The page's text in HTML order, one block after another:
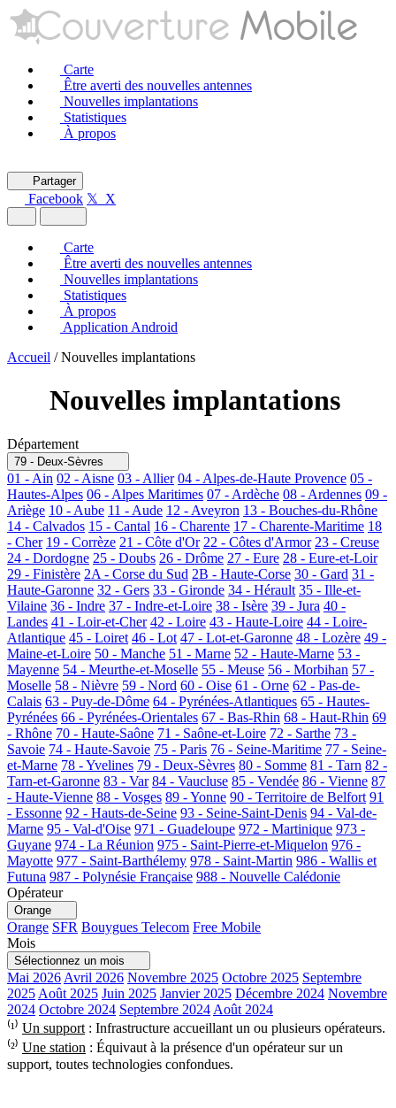
Carte
Être averti des nouvelles antennes
Nouvelles implantations
Statistiques
À propos
Partager
Facebook 𝕏 X
Carte
Être averti des nouvelles antennes
Nouvelles implantations
Statistiques
À propos
Application Android
Accueil / Nouvelles implantations
Nouvelles implantations
Département
79 - Deux-Sèvres
01 - Ain 02 - Aisne 03 - Allier 04 - Alpes-de-Haute Provence 05 -
Hautes-Alpes 06 - Alpes Maritimes 07 - Ardèche 08 - Ardennes 09 -
Ariège 10 - Aube 11 - Aude 12 - Aveyron 13 - Bouches-du-Rhône
14 - Calvados 15 - Cantal 16 - Charente 17 - Charente-Maritime 18
- Cher 19 - Corrèze 21 - Côte d'Or 22 - Côtes d'Armor 23 - Creuse
24 - Dordogne 25 - Doubs 26 - Drôme 27 - Eure 28 - Eure-et-Loir
29 - Finistère 2A - Corse du Sud 2B - Haute-Corse 30 - Gard 31 -
Haute-Garonne 32 - Gers 33 - Gironde 34 - Hérault 35 - Ille-et-
Vilaine 36 - Indre 37 - Indre-et-Loire 38 - Isère 39 - Jura 40 -
Landes 41 - Loir-et-Cher 42 - Loire 43 - Haute-Loire 44 - Loire-
Atlantique 45 - Loiret 46 - Lot 47 - Lot-et-Garonne 48 - Lozère 49 -
Maine-et-Loire 50 - Manche 51 - Marne 52 - Haute-Marne 53 -
Mayenne 54 - Meurthe-et-Moselle 55 - Meuse 56 - Morbihan 57 -
Moselle 58 - Nièvre 59 - Nord 60 - Oise 61 - Orne 62 - Pas-de-
Calais 63 - Puy-de-Dôme 64 - Pyrénées-Atlantiques 65 - Hautes-
Pyrénées 66 - Pyrénées-Orientales 67 - Bas-Rhin 68 - Haut-Rhin 69
- Rhône 70 - Haute-Saône 71 - Saône-et-Loire 72 - Sarthe 73 -
Savoie 74 - Haute-Savoie 75 - Paris 76 - Seine-Maritime 77 - Seine-
et-Marne 78 - Yvelines 79 - Deux-Sèvres 80 - Somme 81 - Tarn 82 -
Tarn-et-Garonne 83 - Var 84 - Vaucluse 85 - Vendée 86 - Vienne 87
- Haute-Vienne 88 - Vosges 89 - Yonne 90 - Territoire de Belfort 91
- Essonne 92 - Hauts-de-Seine 93 - Seine-Saint-Denis 94 - Val-de-
Marne 95 - Val-d'Oise 971 - Guadeloupe 972 - Martinique 973 -
Guyane 974 - La Réunion 975 - Saint-Pierre-et-Miquelon 976 -
Mayotte 977 - Saint-Barthélemy 978 - Saint-Martin 986 - Wallis et
Futuna 987 - Polynésie Française 988 - Nouvelle Calédonie
Opérateur
Orange
Orange SFR Bouygues Telecom Free Mobile
Mois
Sélectionnez un mois
Mai 2026 Avril 2026 Novembre 2025 Octobre 2025 Septembre
2025 Août 2025 Juin 2025 Janvier 2025 Décembre 2024 Novembre
2024 Octobre 2024 Septembre 2024 Août 2024
⁽¹⁾ Un support : Infrastructure accueillant un ou plusieurs opérateurs.
⁽²⁾ Une station : Équivaut à la présence d'un opérateur sur un
support, toutes technologies confondues.